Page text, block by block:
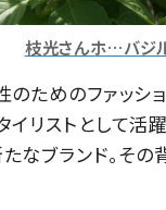
枝光さんホ…バジ
ためのファッシ
イリストとして
ブランド。その